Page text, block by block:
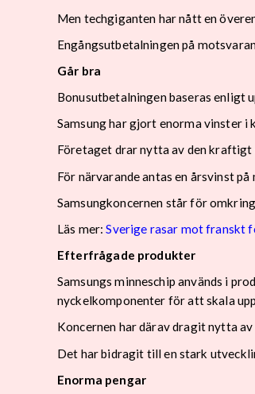
Men techgiganten har nått en
Engångsutbetalningen på
Går bra
Bonusutbetalningen baseras enligt
Samsung har gjort enorma vinster
Företaget drar nytta av den
För närvarande antas en årsvinst
Samsungkoncernen står för
Läs mer:Sverige rasar mot franskt
Efterfrågade produkter
Samsungs minneschip används i
nyckelkomponenter för att skala
Koncernen har därav dragit nytta
Det har bidragit till en stark
Enorma pengar